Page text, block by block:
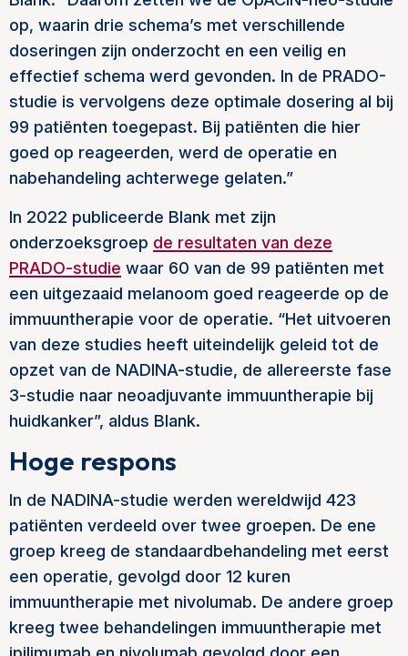
op, waarin drie schema’s met verschillende
doseringen zijn onderzocht en een veilig en
effectief schema werd gevonden. In de PRADO-
studie is vervolgens deze optimale dosering al bij
99 patiënten toegepast. Bij patiënten die hier
goed op reageerden, werd de operatie en
nabehandeling achterwege gelaten.”
In 2022 publiceerde Blank met zijn
onderzoeksgroep de resultaten van deze
PRADO-studie waar 60 van de 99 patiënten met
een uitgezaaid melanoom goed reageerde op de
immuuntherapie voor de operatie. “Het uitvoeren
van deze studies heeft uiteindelijk geleid tot de
opzet van de NADINA-studie, de allereerste fase
3-studie naar neoadjuvante immuuntherapie bij
huidkanker”, aldus Blank.
Hoge respons
In de NADINA-studie werden wereldwijd 423
patiënten verdeeld over twee groepen. De ene
groep kreeg de standaardbehandeling met eerst
een operatie, gevolgd door 12 kuren
immuuntherapie met nivolumab. De andere groep
kreeg twee behandelingen immuuntherapie met